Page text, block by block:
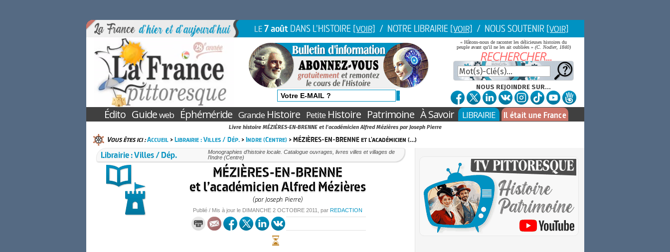
LE7 août DANS L'HISTOIRE [VOIR] / NOTRE LIBRAIRIE [VOIR] / NOUS SOUTENIR [VOIR]
« Hâtons-nous de raconter les délicieuses histoires du
peuple avant qu'il ne les ait oubliées » (C. Nodier, 1840)
NOUS REJOINDRE SUR...
Édito Guideweb Éphéméride GrandeHistoire PetiteHistoire Patrimoine À Savoir LIBRAIRIE Il était une France
Livre histoire MÉZIÈRES-EN-BRENNE et l'académicien Alfred Mézières par Joseph Pierre
Vous êtes ici :Accueil>Librairie : Villes / Dép.>Indre (Centre) > MÉZIÈRES-EN-BRENNE et l'académicien (…)
Librairie : Villes / Dép.
Monographies d’histoire locale. Catalogue ouvrages, livres villes et villages de
l’Indre (Centre)
MÉZIÈRES-EN-BRENNE
et l’académicien Alfred Mézières
(par Joseph Pierre)
Publié / Mis à jour le DIMANCHE 2 OCTOBRE 2011 , par REDACTION